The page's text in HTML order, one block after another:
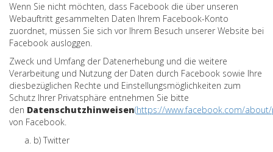
Wenn Sie nicht möchten, dass Facebook die über unseren
Webauftritt gesammelten Daten Ihrem Facebook-Konto
zuordnet, müssen Sie sich vor Ihrem Besuch unserer Website bei
Facebook ausloggen.
Zweck und Umfang der Datenerhebung und die weitere
Verarbeitung und Nutzung der Daten durch Facebook sowie Ihre
diesbezüglichen Rechte und Einstellungsmöglichkeiten zum
Schutz Ihrer Privatsphäre entnehmen Sie bitte
den Datenschutzhinweisen(https://www.facebook.com/about/
von Facebook.
b) Twitter